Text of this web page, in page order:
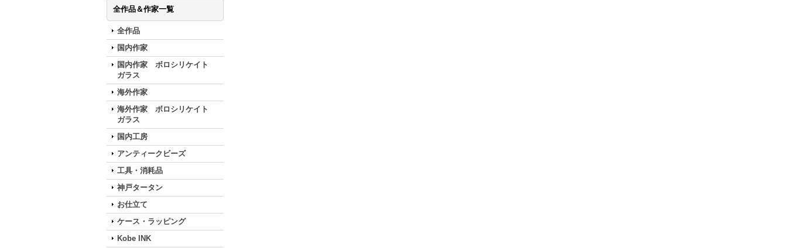
全作品＆作家一覧
全作品
国内作家
国内作家 ボロシリケイト
ガラス
海外作家
海外作家 ボロシリケイト
ガラス
国内工房
アンティークビーズ
工具・消耗品
神戸タータン
お仕立て
ケース・ラッピング
Kobe INK